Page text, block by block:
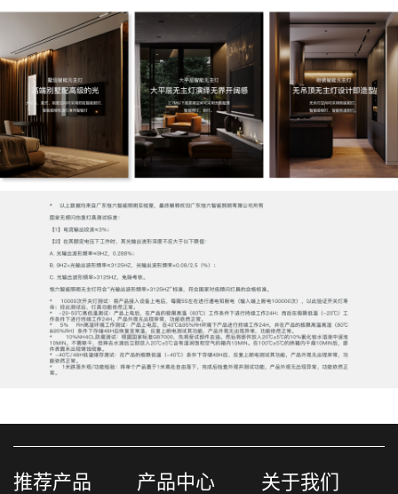
推荐产品 产品中心 关于我们